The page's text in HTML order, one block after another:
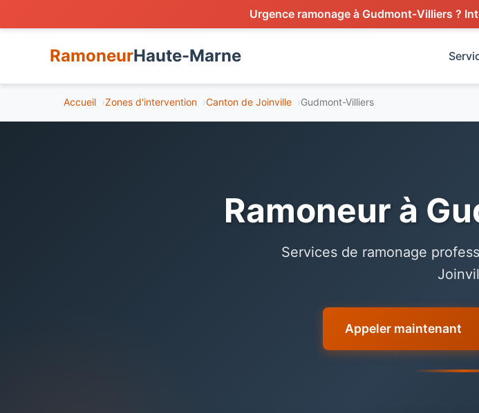
Urgence ramonage à Gudmont-Villiers ?
RamoneurHaute-Marne
Accueil Zones d'intervention Canton de Joinville Gudmont-Villiers
Ramoneur à
Services de ramonage
Appeler maintenant